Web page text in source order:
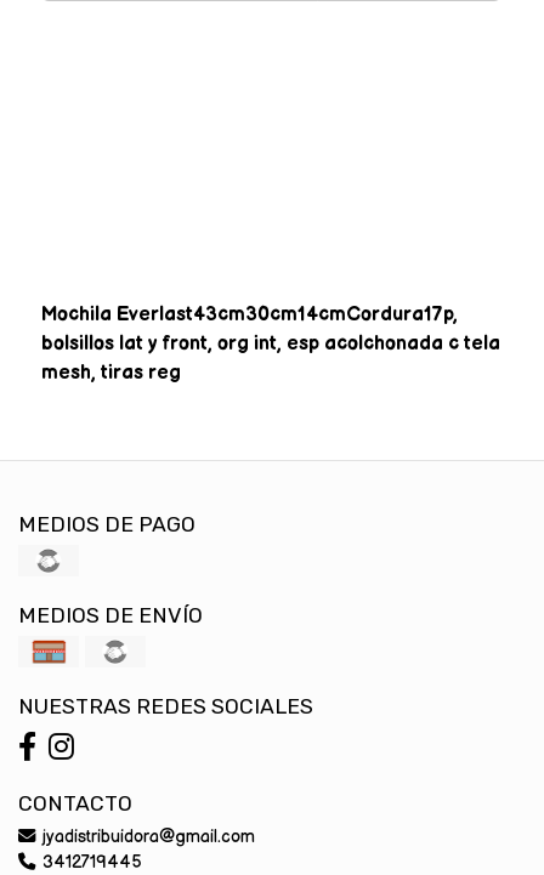
Mochila Everlast43cm30cm14cmCordura17p,
bolsillos lat y front, org int, esp acolchonada c tela
mesh, tiras reg
MEDIOS DE PAGO
MEDIOS DE ENVÍO
NUESTRAS REDES SOCIALES
CONTACTO
jyadistribuidora@gmail.com
3412719445